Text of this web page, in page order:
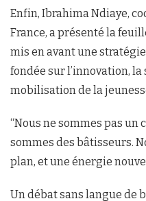
Enfin, Ibrahima Ndiaye,
France, a présenté la
mis en avant une
fondée sur l’innovation,
mobilisation de la
“Nous ne sommes pas un
sommes des bâtisseurs.
plan, et une énergie
Un débat sans langue de